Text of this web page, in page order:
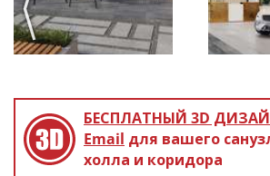
Previous
БЕСПЛАТНЫЙ 3D
Email для вашего
холла и коридора